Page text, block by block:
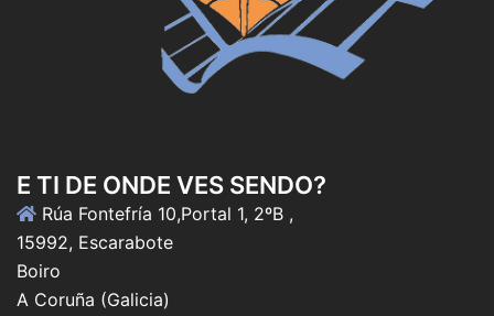
E TI DE ONDE VES SENDO?
Rúa Fontefría 10,Portal 1, 2ºB ,
15992, Escarabote
Boiro
A Coruña (Galicia)